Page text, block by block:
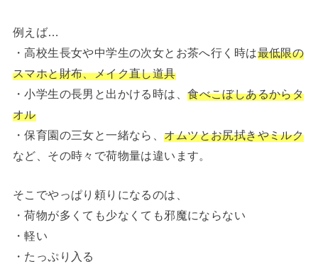
例えば…
・高校生長女や中学生の次女とお茶へ行く時は最低限の
スマホと財布、メイク直し道具
・小学生の長男と出かける時は、食べこぼしあるからタ
オル
・保育園の三女と一緒なら、オムツとお尻拭きやミルク
など、その時々で荷物量は違います。
そこでやっぱり頼りになるのは、
・荷物が多くても少なくても邪魔にならない
・軽い
・たっぷり入る